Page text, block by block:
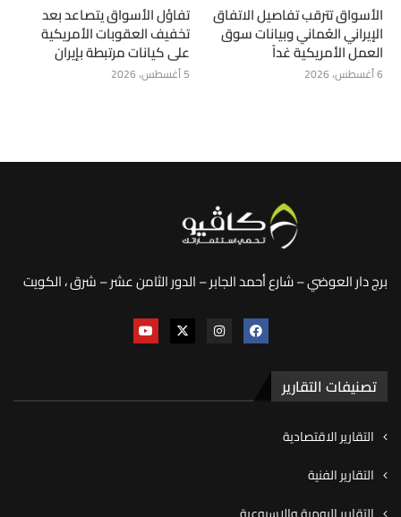
الأسواق تترقب تفاصيل الاتفاق
الإيراني العُماني وبيانات سوق
العمل الأمريكية غداً
6 أغسطس، 2026
تفاؤل الأسواق يتصاعد بعد
تخفيف العقوبات الأمريكية
على كيانات مرتبطة بإيران
5 أغسطس، 2026
برج دار العوضي – شارع أحمد الجابر – الدور الثامن عشر – شرق ، الكويت
تصنيفات التقارير
التقارير الاقتصادية
التقارير الفنية